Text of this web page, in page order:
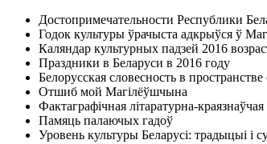
Достопримечательности Республики
Годок культуры ўрачыста адкрыўся ў
Каляндар культурных падзей 2016
Праздники в Беларуси в 2016 году
Белорусская словесность в
Отшиб мой Магiлёўшчына
Фактаграфiчная лiтаратурна-
Памяць палаючых гадоў
Уровень культуры Беларусi: традыцыi i